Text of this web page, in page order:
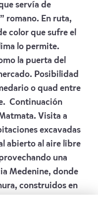
servía de
romano. En ruta,
color que sufre el
lo permite.
la puerta del
Posibilidad
o quad entre
Continuación
Visita a
excavadas
abierto al aire libre
una
Medenine, donde
construidos en
de almacén